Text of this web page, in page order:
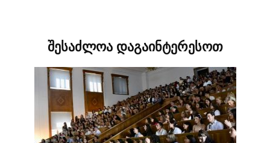
შესაძლოა დაგაინტერესოთ